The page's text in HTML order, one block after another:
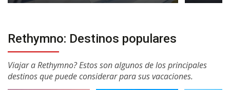
Rethymno: Destinos populares
Viajar a Rethymno? Estos son algunos de los principales
destinos que puede considerar para sus vacaciones.